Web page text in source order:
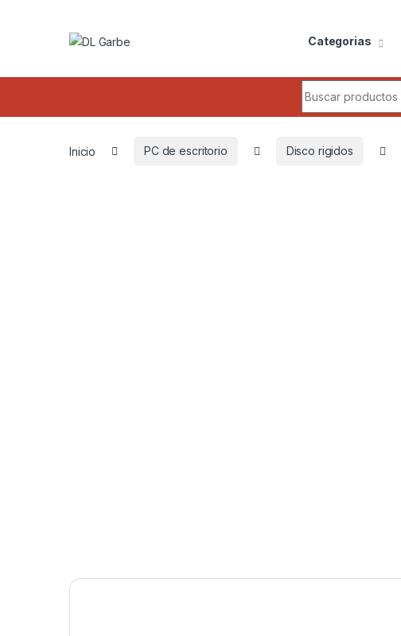
Categorias
Inicio PC de escritorio Disco rigidos